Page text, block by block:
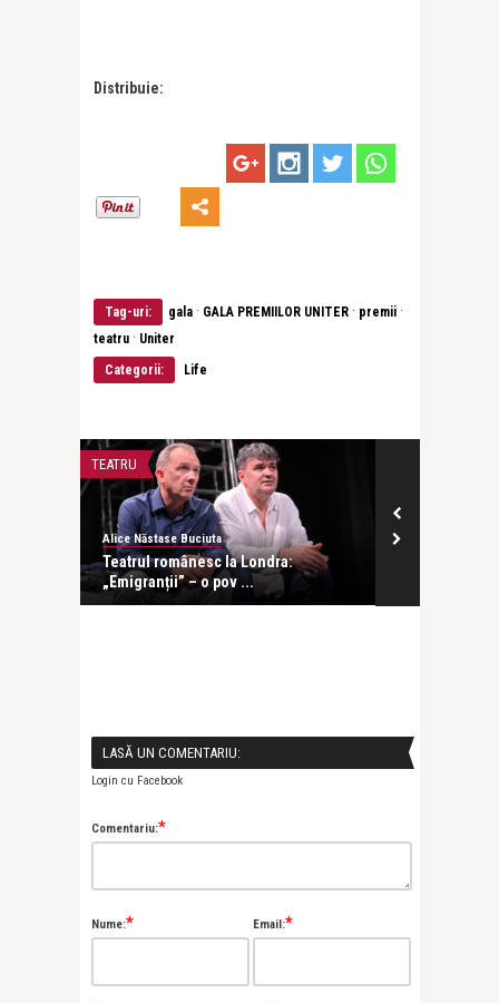
Distribuie:
Tag-uri: gala · GALA PREMIILOR UNITER · premii ·
teatru · Uniter
Categorii:
Life
TEATRU
Alice Năstase Buciuta
Teatrul românesc la Londra:
„Emigranții” – o pov ...
LASĂ UN COMENTARIU:
Login cu Facebook
Comentariu:*
Nume:* Email:*